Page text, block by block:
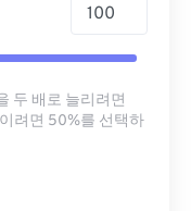
두 배로 늘리려면
려면 50%를 선택하